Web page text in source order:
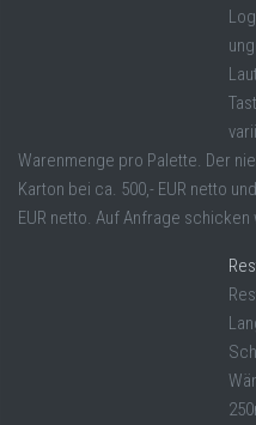
Warenmenge pro Palette. Der
Karton bei ca. 500,- EUR netto
EUR netto. Auf Anfrage schicken